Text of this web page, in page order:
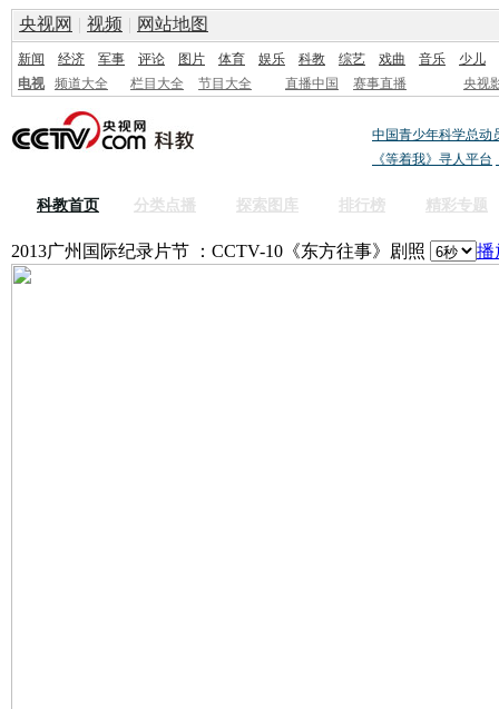
央视网 | 视频 | 网站地图
新闻 经济 军事 评论 图片 体育 娱乐 科教 综艺 戏曲 音乐
少儿
电视
频道大全 栏目大全 节目大全 直播中国 赛事直播 央视
中国青少年科学总动
《等着我》寻人平台
科教首页 分类点播 探索图库 排行榜 精彩专题
2013广州国际纪录片节 ：CCTV-10《东方往事》剧照 播